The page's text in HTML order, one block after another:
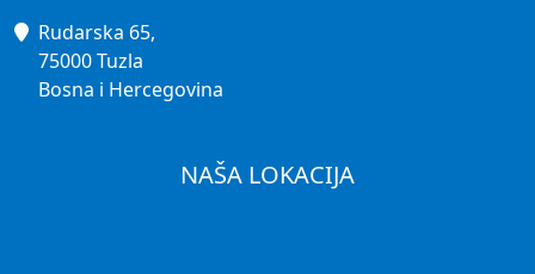
Rudarska 65,
75000 Tuzla
Bosna i Hercegovina
NAŠA LOKACIJA